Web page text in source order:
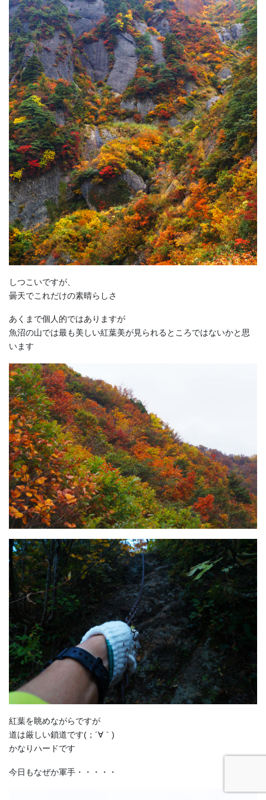
しつこいですが、
曇天でこれだけの素晴らしさ
あくまで個人的ではありますが
魚沼の山では最も美しい紅葉美が見られるところではないかと思
います
紅葉を眺めながらですが
道は厳しい鎖道です(；´∀｀)
かなりハードです
今日もなぜか軍手・・・・・